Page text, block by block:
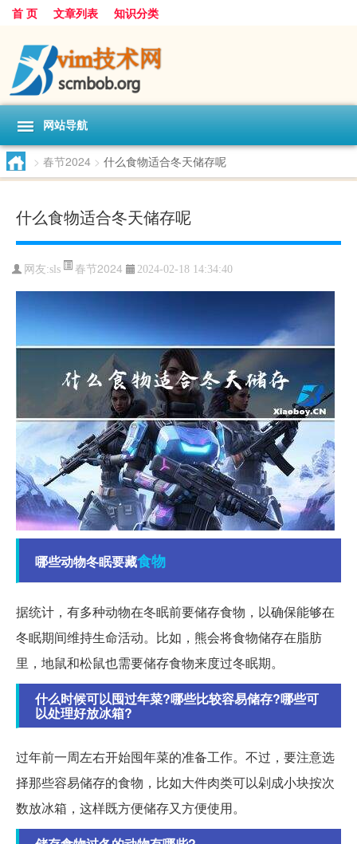
首 页 文章列表 知识分类
网站导航
> 春节2024 > 什么食物适合冬天储存呢
什么食物适合冬天储存呢
网友:sls 春节2024 2024-02-18 14:34:40
哪些动物冬眠要藏食物
据统计，有多种动物在冬眠前要储存食物，以确保能够在
冬眠期间维持生命活动。比如，熊会将食物储存在脂肪
里，地鼠和松鼠也需要储存食物来度过冬眠期。
什么时候可以囤过年菜?哪些比较容易储存?哪些可
以处理好放冰箱?
过年前一周左右开始囤年菜的准备工作。不过，要注意选
择那些容易储存的食物，比如大件肉类可以剁成小块按次
数放冰箱，这样既方便储存又方便使用。